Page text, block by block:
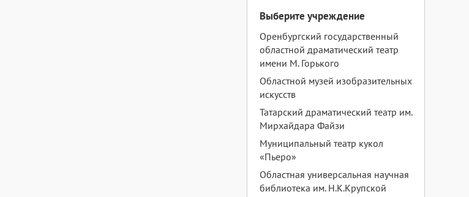
Выберите учреждение
Оренбургский государственный
областной драматический театр
имени М. Горького
Областной музей изобразительных
искусств
Татарский драматический театр им.
Мирхайдара Файзи
Муниципальный театр кукол
«Пьеро»
Областная универсальная научная
библиотека им. Н.К.Крупской